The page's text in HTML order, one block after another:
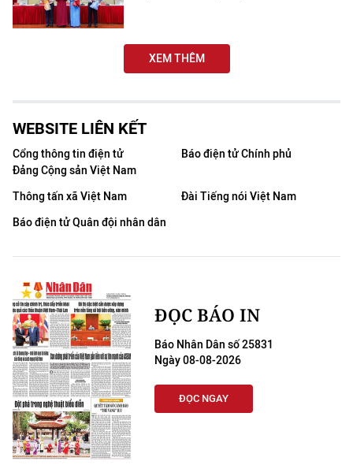
XEM THÊM
WEBSITE LIÊN KẾT
Cổng thông tin điện tử
Đảng Cộng sản Việt Nam
Báo điện tử Chính phủ
Thông tấn xã Việt Nam
Đài Tiếng nói Việt Nam
Báo điện tử Quân đội nhân dân
ĐỌC BÁO IN
Báo Nhân Dân số 25831
Ngày 08-08-2026
ĐỌC NGAY